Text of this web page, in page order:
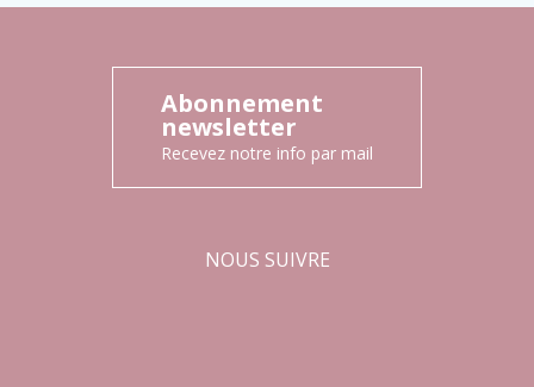
Abonnement
newsletter
Recevez notre info par mail
NOUS SUIVRE